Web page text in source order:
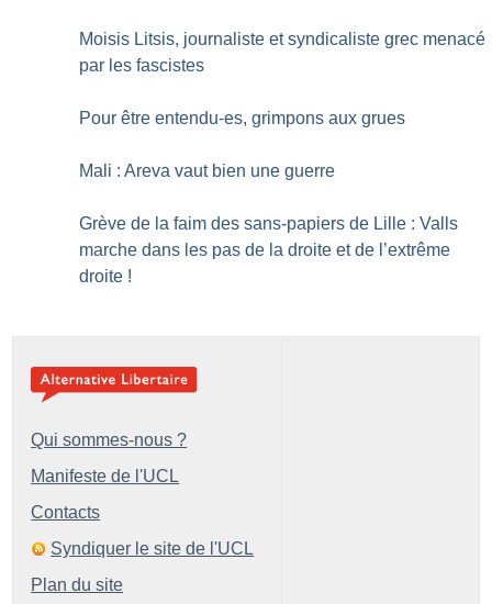
Moisis Litsis, journaliste et syndicaliste grec menacé
par les fascistes
Pour être entendu-es, grimpons aux grues
Mali : Areva vaut bien une guerre
Grève de la faim des sans-papiers de Lille : Valls
marche dans les pas de la droite et de l’extrême
droite !
Qui sommes-nous ?
Manifeste de l'UCL
Contacts
Syndiquer le site de l'UCL
Plan du site